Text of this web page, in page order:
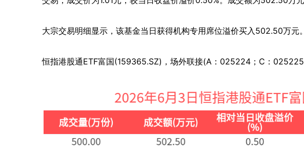
大宗交易明细显示，该基金当日获得机构专用席位溢价买入502.50万元。
恒指港股通ETF富国(159365.SZ)，场外联接(A：025224；C：025225)